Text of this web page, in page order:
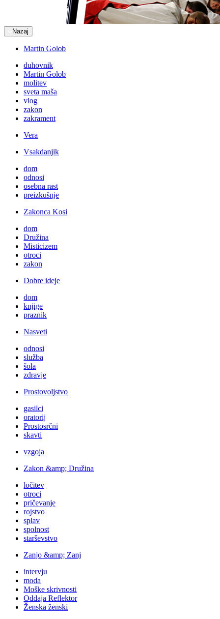
Nazaj
Martin Golob
duhovnik
Martin Golob
molitev
sveta maša
vlog
zakon
zakrament
Vera
Vsakdanjik
dom
odnosi
osebna rast
preizkušnje
Zakonca Kosi
dom
Družina
Misticizem
otroci
zakon
Dobre ideje
dom
knjige
praznik
Nasveti
odnosi
služba
šola
zdravje
Prostovoljstvo
gasilci
oratorij
Prostosrčni
skavti
vzgoja
Zakon &amp; Družina
ločitev
otroci
pričevanje
rojstvo
splav
spolnost
starševstvo
Zanjo &amp; Zanj
intervju
moda
Moške skrivnosti
Oddaja Reflektor
Ženska ženski